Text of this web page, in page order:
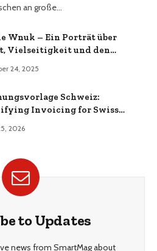
an große…
Wnuk – Ein Porträt über
Vielseitigkeit und den
24, 2025
Schweiz:
Invoicing for Swiss
2026
to Updates
news from SmartMag about